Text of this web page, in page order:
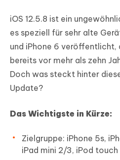
iAnyGo
iOS 12.5.8 ist ein
es speziell für sehr alte
und iPhone 6 veröffentlicht,
bereits vor mehr als zehn
Doch was steckt hinter
Update?
Das Wichtigste in Kürze:
Zielgruppe: iPhone 5s,
iPad mini 2/3, iPod touch